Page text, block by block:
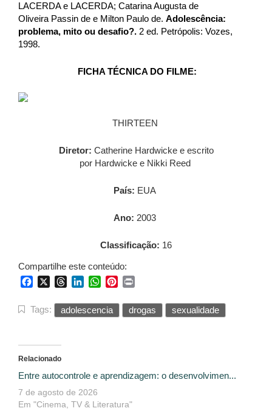
LACERDA e LACERDA; Catarina Augusta de
Oliveira Passin de e Milton Paulo de. Adolescência:
problema, mito ou desafio?. 2 ed. Petrópolis: Vozes,
1998.
FICHA TÉCNICA DO FILME:
THIRTEEN
Diretor: Catherine Hardwickee escrito
por Hardwickee Nikki Reed
País: EUA
Ano: 2003
Classificação: 16
Compartilhe este conteúdo:
FacebookThreadsLinkedInWhatsApp
Pinterest
Tags: adolescencia drogas sexualidade
Relacionado
Entre autocontrole e aprendizagem: o desenvolvimen...
7 de agosto de 2026
Em "Cinema, TV & Literatura"